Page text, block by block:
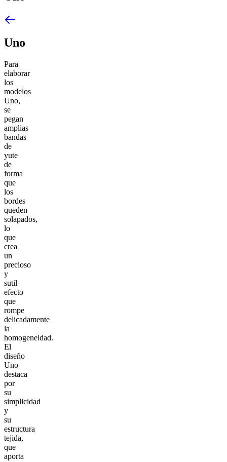
Uno
Para
elaborar
los
modelos
Uno,
se
pegan
amplias
bandas
de
yute
de
forma
que
los
bordes
queden
solapados,
lo
que
crea
un
precioso
y
sutil
efecto
que
rompe
delicadamente
la
homogeneidad.
El
diseño
Uno
destaca
por
su
simplicidad
y
su
estructura
tejida,
que
aporta